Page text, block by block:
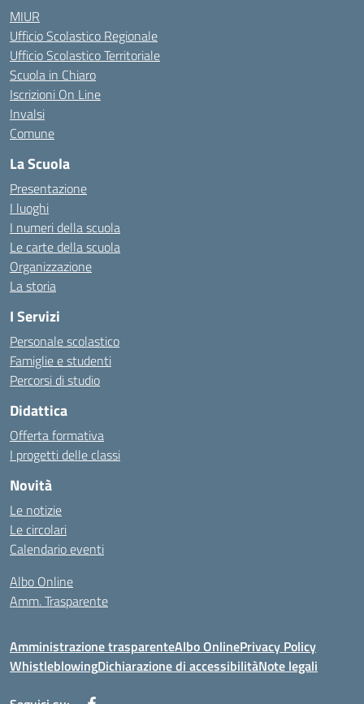
MIUR
Ufficio Scolastico Regionale
Ufficio Scolastico Territoriale
Scuola in Chiaro
Iscrizioni On Line
Invalsi
Comune
La Scuola
Presentazione
I luoghi
I numeri della scuola
Le carte della scuola
Organizzazione
La storia
I Servizi
Personale scolastico
Famiglie e studenti
Percorsi di studio
Didattica
Offerta formativa
I progetti delle classi
Novità
Le notizie
Le circolari
Calendario eventi
Albo Online
Amm. Trasparente
Amministrazione trasparenteAlbo OnlinePrivacy Policy
WhistleblowingDichiarazione di accessibilitàNote legali